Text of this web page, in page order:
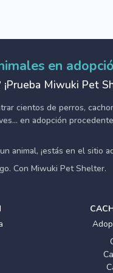
en
¡Prueba Miwuki Pet
cientos de perros,
en adopción
animal, ¡estás en el sitio
Con Miwuki Pet Shelter.